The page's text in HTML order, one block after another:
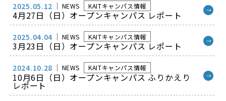
2025.05.12 NEWS KAITキャンパス情報
4月27日（日）オープンキャンパス レポート →
2025.04.04 NEWS KAITキャンパス情報
3月23日（日）オープンキャンパス レポート →
2024.10.28 NEWS KAITキャンパス情報
10月6日（日）オープンキャンパス ふりかえり
レポート
→